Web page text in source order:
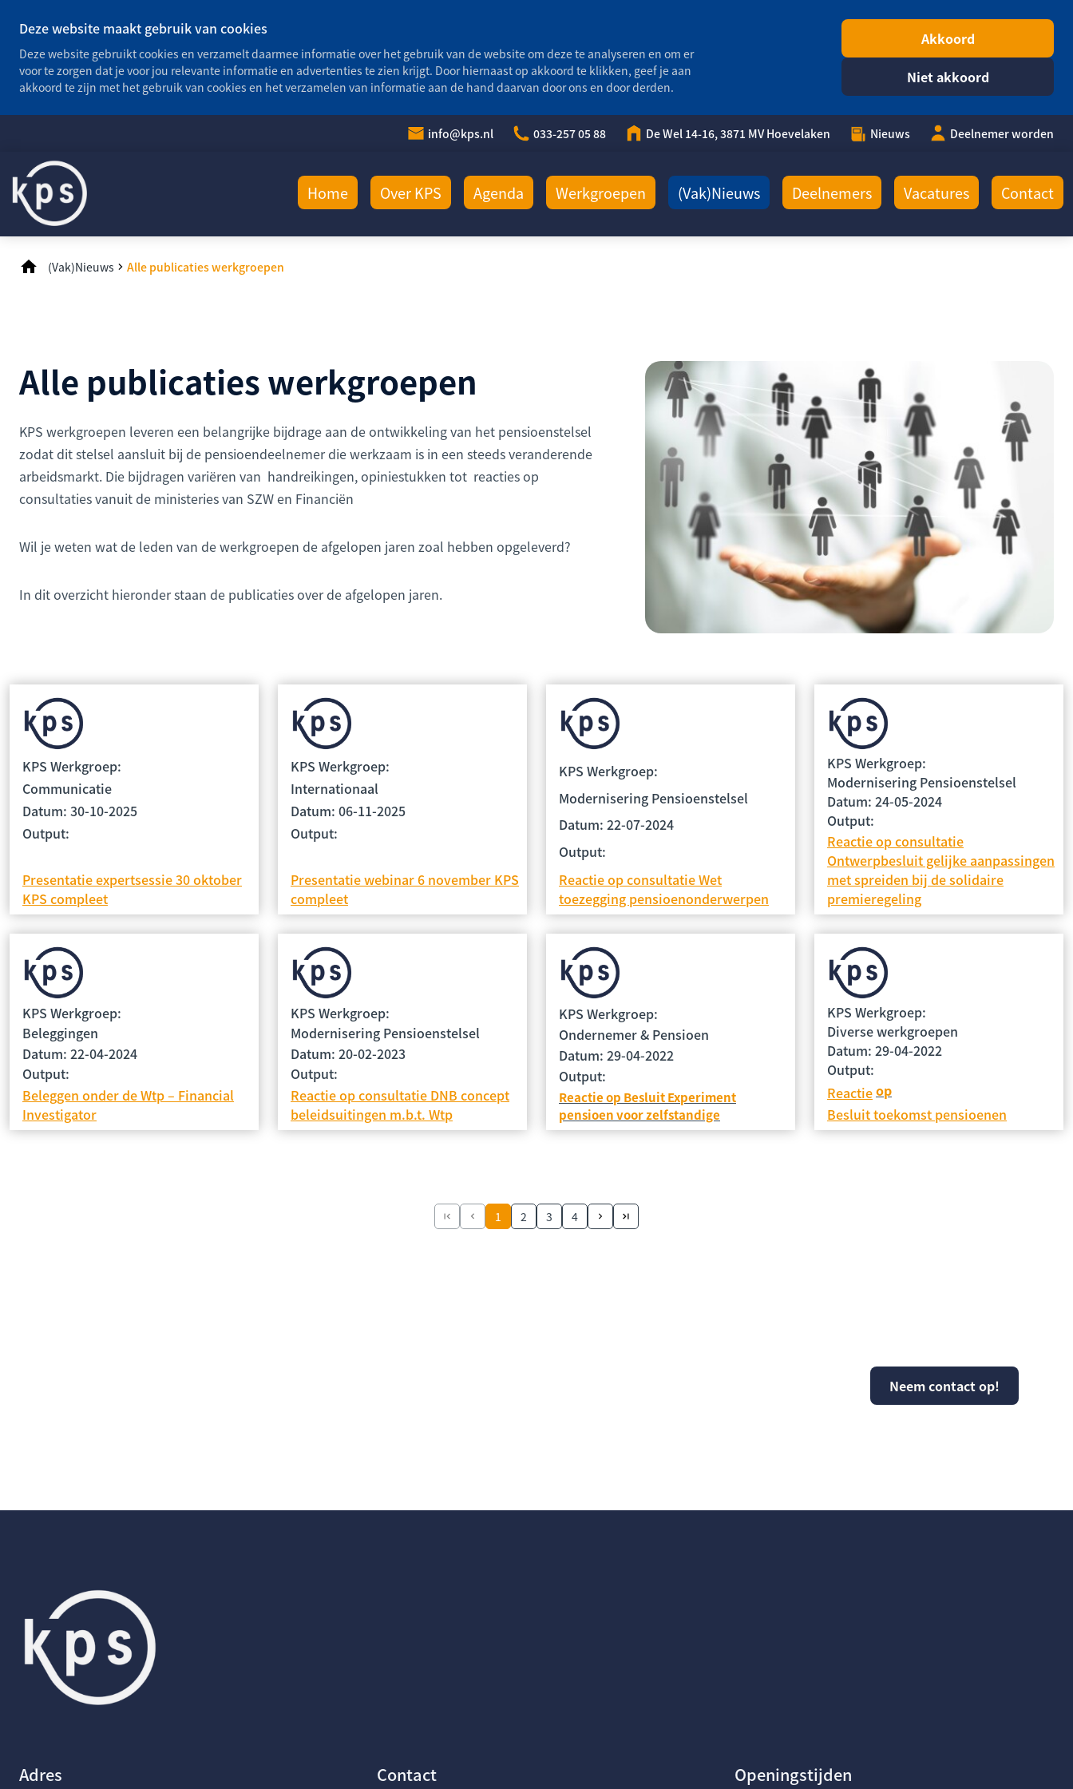
Deze website maakt gebruik van cookies
Deze website gebruikt cookies en verzamelt daarmee informatie over het gebruik van de website om deze te analyseren en om er
voor te zorgen dat je voor jou relevante informatie en advertenties te zien krijgt. Door hiernaast op akkoord te klikken, geef je aan
akkoord te zijn met het gebruik van cookies en het verzamelen van informatie aan de hand daarvan door ons en door derden.
Akkoord
Niet akkoord
info@kps.nl 033-257 05 88 De Wel 14-16, 3871 MV Hoevelaken Nieuws Deelnemer worden
Home Over KPS Agenda Werkgroepen (Vak)Nieuws Deelnemers Vacatures Contact
(Vak)Nieuws Alle publicaties werkgroepen
Alle publicaties werkgroepen
KPS werkgroepen leveren een belangrijke bijdrage aan de ontwikkeling van het pensioenstelsel
zodat dit stelsel aansluit bij de pensioendeelnemer die werkzaam is in een steeds veranderende
arbeidsmarkt. Die bijdragen variëren van handreikingen, opiniestukken tot reacties op
consultaties vanuit de ministeries van SZW en Financiën
Wil je weten wat de leden van de werkgroepen de afgelopen jaren zoal hebben opgeleverd?
In dit overzicht hieronder staan de publicaties over de afgelopen jaren.
KPS Werkgroep:
Communicatie
Datum: 30-10-2025
Output:
Presentatie expertsessie 30 oktober
KPS compleet
KPS Werkgroep:
Internationaal
Datum: 06-11-2025
Output:
Presentatie webinar 6 november KPS
compleet
KPS Werkgroep:
Modernisering Pensioenstelsel
Datum: 22-07-2024
Output:
Reactie op consultatie Wet
toezegging pensioenonderwerpen
KPS Werkgroep:
Modernisering Pensioenstelsel
Datum: 24-05-2024
Output:
Reactie op consultatie
Ontwerpbesluit gelijke aanpassingen
met spreiden bij de solidaire
premieregeling
KPS Werkgroep:
Beleggingen
Datum: 22-04-2024
Output:
Beleggen onder de Wtp – Financial
Investigator
KPS Werkgroep:
Modernisering Pensioenstelsel
Datum: 20-02-2023
Output:
Reactie op consultatie DNB concept
beleidsuitingen m.b.t. Wtp
KPS Werkgroep:
Ondernemer & Pensioen
Datum: 29-04-2022
Output:
Reactie op Besluit Experiment
pensioen voor zelfstandige
KPS Werkgroep:
Diverse werkgroepen
Datum: 29-04-2022
Output:
Reactieop
Besluit toekomst pensioenen
1 2 3 4
Neem contact op!
Adres Contact Openingstijden